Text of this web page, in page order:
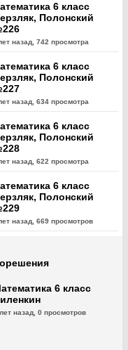
6 класс
Полонский
назад, 742 просмотра
6 класс
Полонский
назад, 634 просмотра
6 класс
Полонский
назад, 622 просмотра
6 класс
Полонский
назад, 669 просмотров
6 класс
Полонский
6 класс
назад, 0 просмотров